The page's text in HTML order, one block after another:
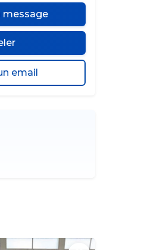
message
email